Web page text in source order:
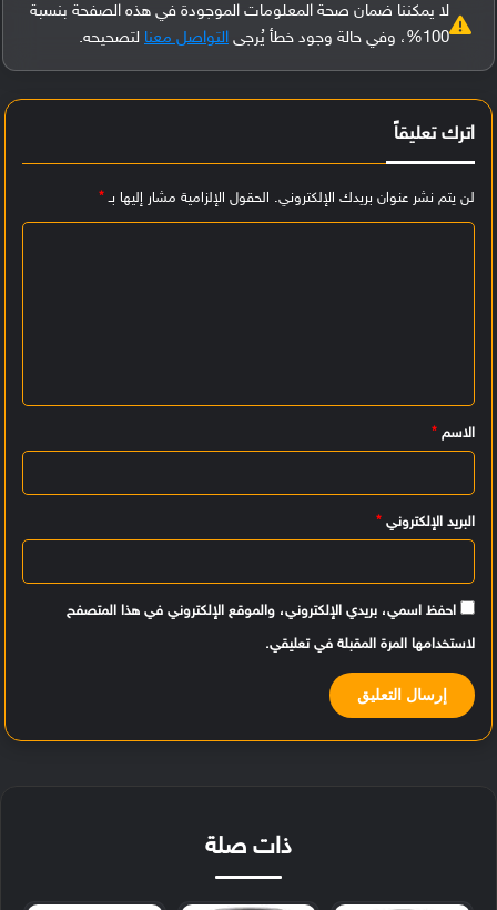
لا يمكننا ضمان صحة المعلومات الموجودة في هذه الصفحة بنسبة
100%، وفي حالة وجود خطأ يُرجى
التواصل معنا لتصحيحه.
اترك تعليقاً
لن يتم نشر عنوان بريدك الإلكتروني. الحقول الإلزامية مشار إليها بـ*
ي
ق
الاسم *
البريد الإلكتروني *
احفظ اسمي، بريدي الإلكتروني، والموقع الإلكتروني في هذا المتصفح
لاستخدامها المرة المقبلة في تعليقي.
ذات صلة